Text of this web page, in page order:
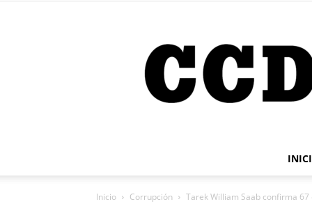
Inicio Corrupción Tarek William Saab confirma